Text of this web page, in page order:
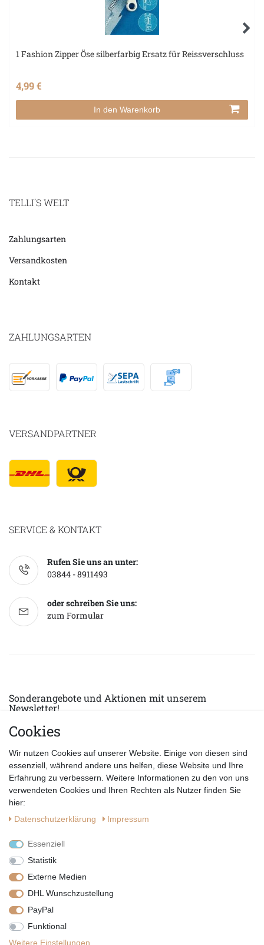
1 Fashion Zipper Öse silberfarbig Ersatz für Reissverschluss
4,99 €
In den Warenkorb
TELLI´S WELT
Zahlungsarten
Versandkosten
Kontakt
ZAHLUNGSARTEN
VERSANDPARTNER
SERVICE & KONTAKT
Rufen Sie uns an unter:
03844 - 8911493
oder schreiben Sie uns:
zum Formular
Sonderangebote und Aktionen mit unserem
Newsletter!
E-MAIL *
Datenschutzerklärung
Vertrag widerrufen
Cookies
Wir nutzen Cookies auf unserer Website. Einige von diesen sind
essenziell, während andere uns helfen, diese Website und Ihre
Erfahrung zu verbessern. Weitere Informationen zu den von uns
verwendeten Cookies und Ihren Rechten als Nutzer finden Sie
hier:
Daten­schutz­erklärung
Impressum
Essenziell
Statistik
Externe Medien
DHL Wunschzustellung
PayPal
Funktional
Weitere Einstellungen